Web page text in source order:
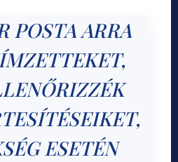
POSTA ARRA
ESETÉN